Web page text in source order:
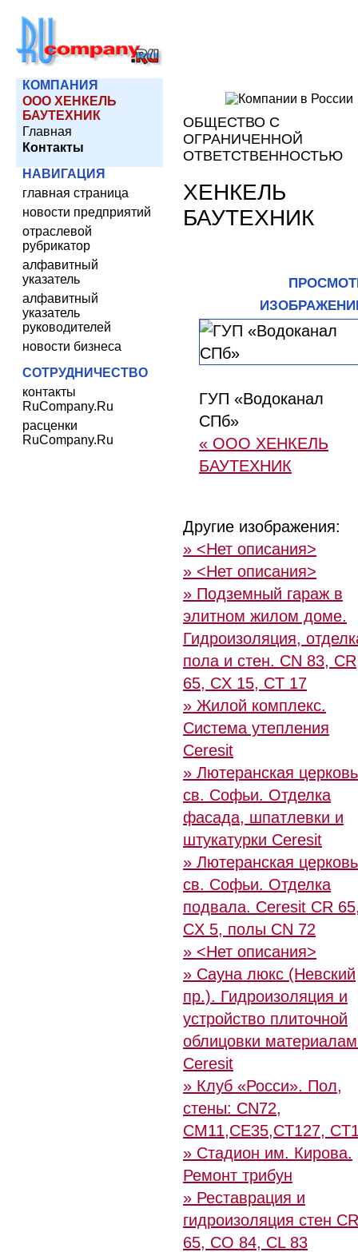
КОМПАНИЯ
ООО ХЕНКЕЛЬ
БАУТЕХНИК
Главная
Контакты
НАВИГАЦИЯ
главная страница
новости предприятий
отраслевой
рубрикатор
алфавитный
указатель
алфавитный
указатель
руководителей
новости бизнеса
СОТРУДНИЧЕСТВО
контакты
RuCompany.Ru
расценки
RuCompany.Ru
ОБЩЕСТВО С
ОГРАНИЧЕННОЙ
ОТВЕТСТВЕННОСТЬЮ
ХЕНКЕЛЬ
БАУТЕХНИК
ГУП «Водоканал
СПб»
« ООО ХЕНКЕЛЬ
БАУТЕХНИК
Другие изображения:
» <Нет описания>
» <Нет описания>
» Подземный гараж в
элитном жилом доме.
Гидроизоляция,
пола и стен. CN 83, CR
65, CX 15, CT 17
» Жилой комплекс.
Система утепления
Ceresit
» Лютеранская церковь
св. Софьи. Отделка
фасада, шпатлевки и
штукатурки Ceresit
» Лютеранская церковь
св. Софьи. Отделка
подвала. Ceresit CR
CX 5, полы CN 72
» <Нет описания>
» Сауна люкс (Невский
пр.). Гидроизоляция и
устройство плиточной
облицовки
Ceresit
» Клуб «Росси». Пол,
стены: CN72,
CM11,CE35,CT127,
» Стадион им. Кирова.
Ремонт трибун
» Реставрация и
гидроизоляция стен CR
65, CO 84, CL 83